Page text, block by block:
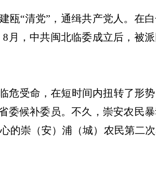
瓯“清党”，通缉共产党人。在
8 月，中共闽北临委成立后，被
危受命，在短时间内扭转了形
委候补委员。不久，崇安农民暴
的崇（安）浦（城）农民第二